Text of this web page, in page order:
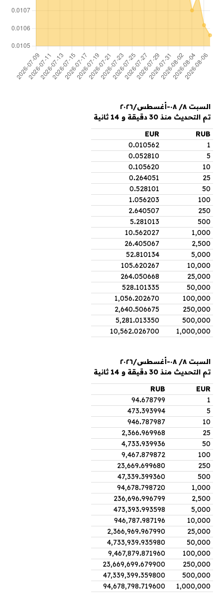
السبت ٨/ ٠٨-أغسطس/٢٠٢٦
تم التحديث منذ 30 دقيقة و 14 ثانية
RUB
EUR
1
0.010562
5
0.052810
10
0.105620
25
0.264051
50
0.528101
100
1.056203
250
2.640507
500
5.281013
1,000
10.562027
2,500
26.405067
5,000
52.810134
10,000
105.620267
25,000
264.050668
50,000
528.101335
100,000
1,056.202670
250,000
2,640.506675
500,000
5,281.013350
1,000,000
10,562.026700
السبت ٨/ ٠٨-أغسطس/٢٠٢٦
تم التحديث منذ 30 دقيقة و 14 ثانية
EUR
RUB
1
94.678799
5
473.393994
10
946.787987
25
2,366.969968
50
4,733.939936
100
9,467.879872
250
23,669.699680
500
47,339.399360
1,000
94,678.798720
2,500
236,696.996799
5,000
473,393.993598
10,000
946,787.987196
25,000
2,366,969.967990
50,000
4,733,939.935980
100,000
9,467,879.871960
250,000
23,669,699.679900
500,000
47,339,399.359800
1,000,000
94,678,798.719600